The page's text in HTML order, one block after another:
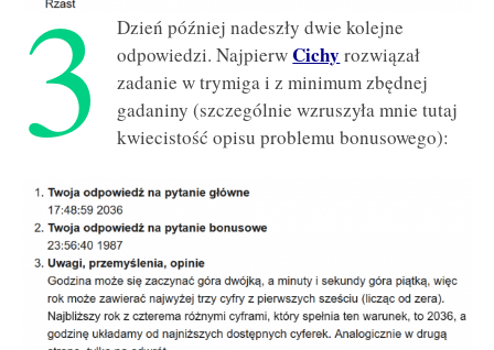
3
Dzień później nadeszły dwie kolejne
odpowiedzi. NajpierwCichy rozwiązał
zadanie w trymiga i z minimum zbędnej
gadaniny (szczególnie wzruszyła mnie tutaj
kwiecistość opisu problemu bonusowego):